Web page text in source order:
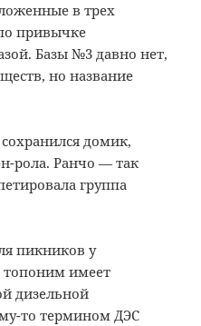
в трех
привычке
Базы №3 давно нет,
но название
домик,
рола. Ранчо — так
группа
пикников у
топоним имеет
дизельной
то термином ДЭС